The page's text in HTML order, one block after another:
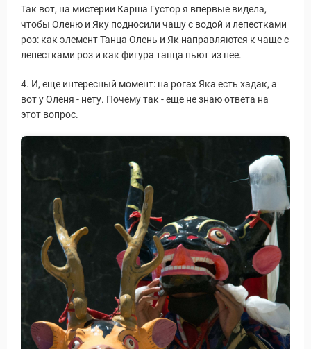
Так вот, на мистерии Карша Густор я впервые видела,
чтобы Оленю и Яку подносили чашу с водой и лепестками
роз: как элемент Танца Олень и Як направляются к чаще с
лепестками роз и как фигура танца пьют из нее.
4. И, еще интересный момент: на рогах Яка есть хадак, а
вот у Оленя - нету. Почему так - еще не знаю ответа на
этот вопрос.